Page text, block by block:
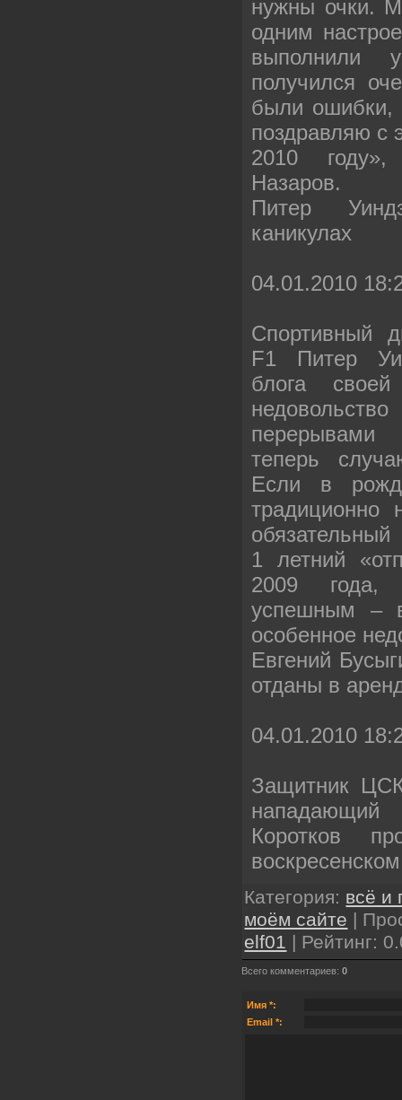
нужны очки.
одним
выполнили
получился
были ошибки,
поздравляю с
2010
Назаров.
Питер
каникулах
04.01.2010
Спортивный
F1 Питер
блога
теперь
Если в
традиционно
1 летний
2009 года,
успешным –
особенное
Евгений
отданы в
04.01.2010
Защитник
Коротков
Категория: всё и
моём сайте |
elf01 | Рейтинг:
Всего комментариев:0
Имя *:
Email *: